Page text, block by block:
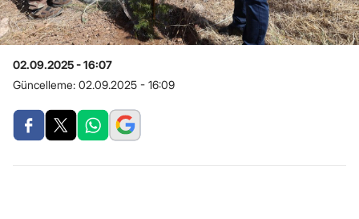
02.09.2025 - 16:07
Güncelleme: 02.09.2025 - 16:09